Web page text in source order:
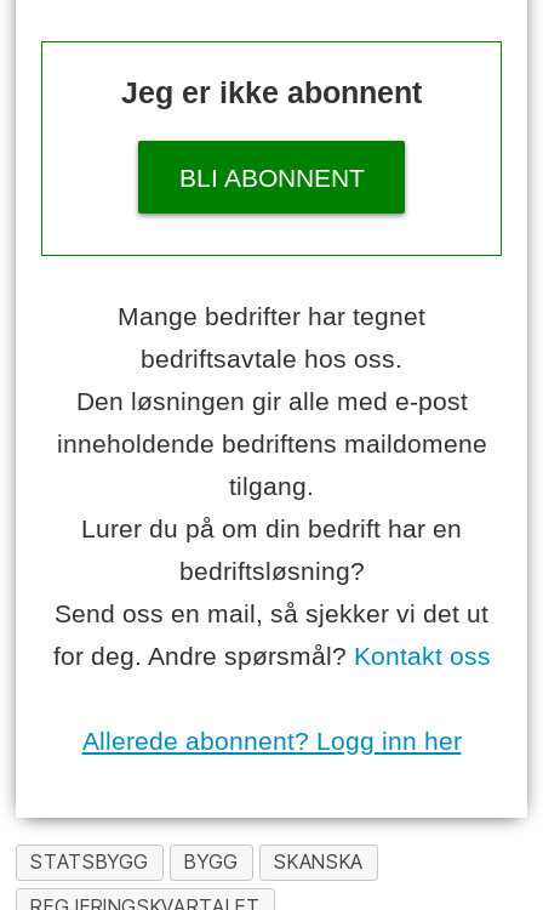
Jeg er ikke abonnent
BLI ABONNENT
Mange bedrifter har tegnet
bedriftsavtale hos oss.
Den løsningen gir alle med e-post
inneholdende bedriftens maildomene
tilgang.
Lurer du på om din bedrift har en
bedriftsløsning?
Send oss en mail, så sjekker vi det ut
for deg. Andre spørsmål? Kontakt oss
Allerede abonnent? Logg inn her
STATSBYGG BYGG
SKANSKA